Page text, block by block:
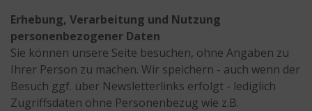
Erhebung, Verarbeitung und Nutzung
personenbezogener Daten
Sie können unsere Seite besuchen, ohne Angaben zu
Ihrer Person zu machen. Wir speichern - auch wenn der
Besuch ggf. über Newsletterlinks erfolgt - lediglich
Zugriffsdaten ohne Personenbezug wie z.B.